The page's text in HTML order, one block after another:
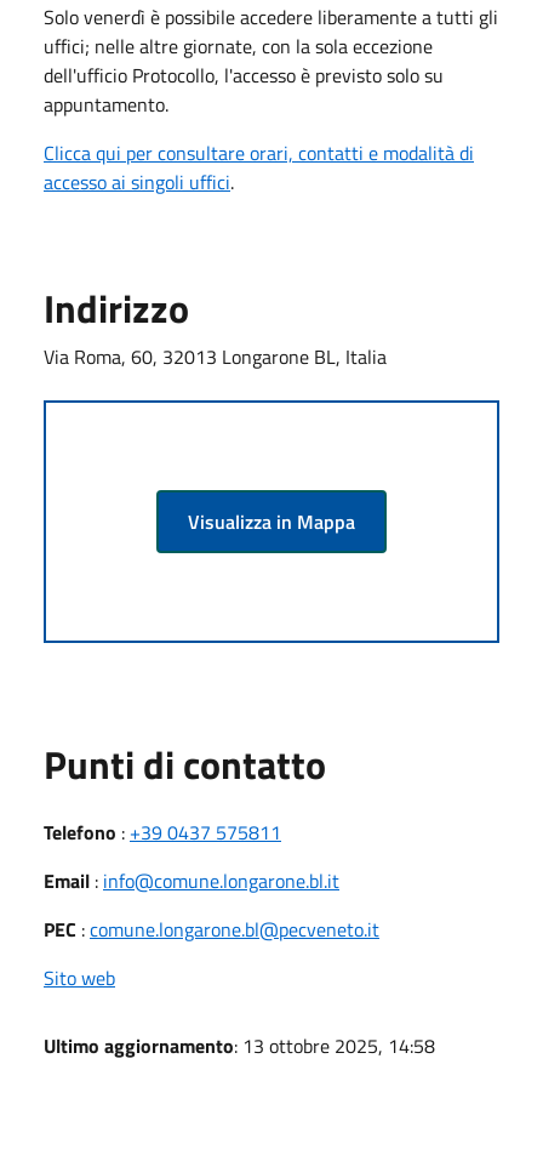
Solo venerdì è possibile accedere liberamente a tutti gli
uffici; nelle altre giornate, con la sola eccezione
dell'ufficio Protocollo, l'accesso è previsto solo su
appuntamento.
Clicca qui per consultare orari, contatti e modalità di
accesso ai singoli uffici.
Indirizzo
Via Roma, 60, 32013 Longarone BL, Italia
Visualizza in Mappa
Punti di contatto
Telefono : +39 0437 575811
Email : info@comune.longarone.bl.it
PEC :comune.longarone.bl@pecveneto.it
Sito web
Ultimo aggiornamento: 13 ottobre 2025, 14:58